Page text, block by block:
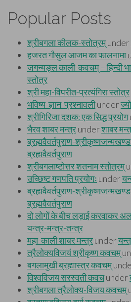
Popular Posts